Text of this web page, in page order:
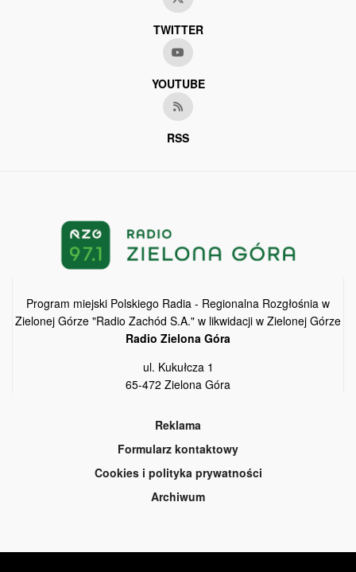
TWITTER
YOUTUBE
RSS
Program miejski Polskiego Radia - Regionalna Rozgłośnia w
Zielonej Górze "Radio Zachód S.A." w likwidacji w Zielonej Górze
Radio Zielona Góra
ul. Kukułcza 1
65-472 Zielona Góra
Reklama
Formularz kontaktowy
Cookies i polityka prywatności
Archiwum